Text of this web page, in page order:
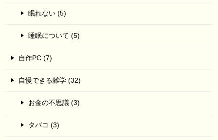
眠れない (5)
睡眠について (5)
自作PC (7)
自慢できる雑学 (32)
お金の不思議 (3)
タバコ (3)